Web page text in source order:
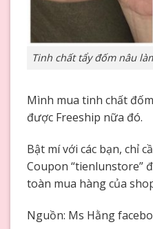
Tinh chất tẩy đốm nâu
Mình mua tinh chất
được Freeship nữa đó.
Bật mí với các bạn, chỉ
Coupon “tienlunstore”
toàn mua hàng của
Nguồn: Ms Hằng